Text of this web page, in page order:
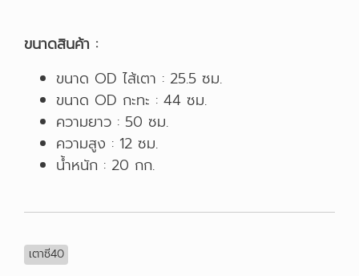
ขนาดสินค้า :
ขนาด OD ไส้เตา : 25.5 ซม.
ขนาด OD กะทะ : 44 ซม.
ความยาว : 50 ซม.
ความสูง : 12 ซม.
น้ำหนัก : 20 กก.
เตาซี40